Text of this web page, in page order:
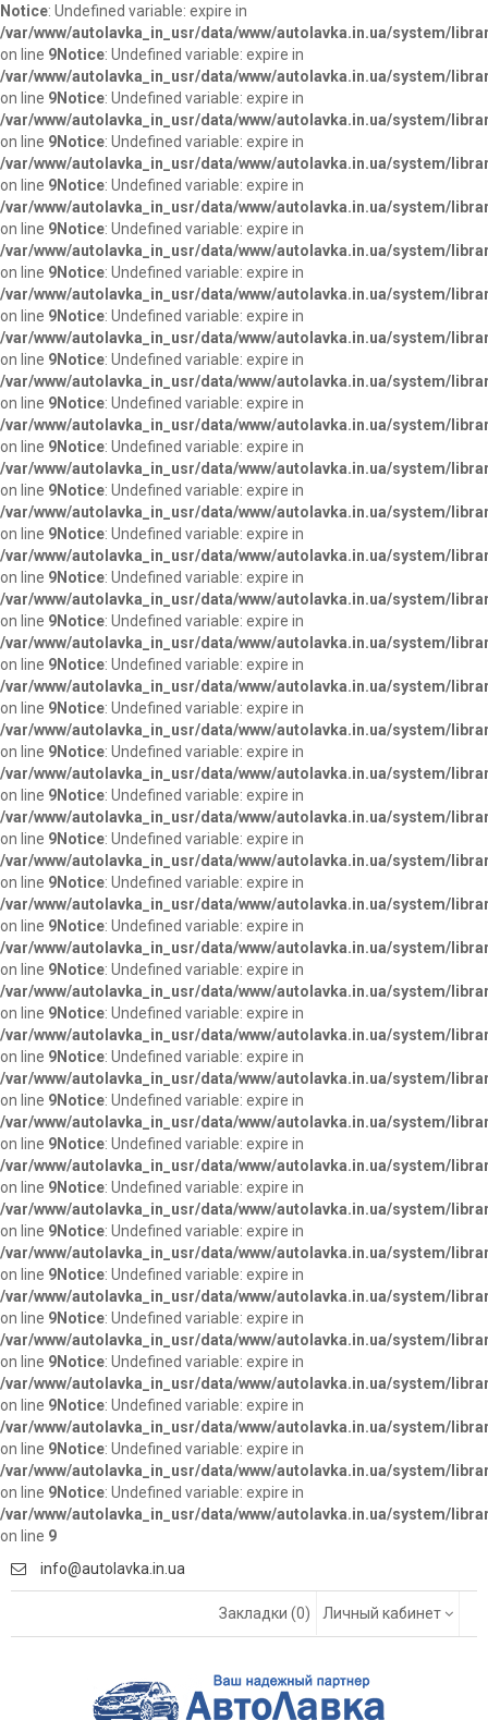
Notice: Undefined variable: expire in
/var/www/autolavka_in_usr/data/www/autolavka.in.ua/system/
on line 9Notice: Undefined variable: expire in
/var/www/autolavka_in_usr/data/www/autolavka.in.ua/system/
on line 9Notice: Undefined variable: expire in
/var/www/autolavka_in_usr/data/www/autolavka.in.ua/system/
on line 9Notice: Undefined variable: expire in
/var/www/autolavka_in_usr/data/www/autolavka.in.ua/system/
on line 9Notice: Undefined variable: expire in
/var/www/autolavka_in_usr/data/www/autolavka.in.ua/system/
on line 9Notice: Undefined variable: expire in
/var/www/autolavka_in_usr/data/www/autolavka.in.ua/system/
on line 9Notice: Undefined variable: expire in
/var/www/autolavka_in_usr/data/www/autolavka.in.ua/system/
on line 9Notice: Undefined variable: expire in
/var/www/autolavka_in_usr/data/www/autolavka.in.ua/system/
on line 9Notice: Undefined variable: expire in
/var/www/autolavka_in_usr/data/www/autolavka.in.ua/system/
on line 9Notice: Undefined variable: expire in
/var/www/autolavka_in_usr/data/www/autolavka.in.ua/system/
on line 9Notice: Undefined variable: expire in
/var/www/autolavka_in_usr/data/www/autolavka.in.ua/system/
on line 9Notice: Undefined variable: expire in
/var/www/autolavka_in_usr/data/www/autolavka.in.ua/system/
on line 9Notice: Undefined variable: expire in
/var/www/autolavka_in_usr/data/www/autolavka.in.ua/system/
on line 9Notice: Undefined variable: expire in
/var/www/autolavka_in_usr/data/www/autolavka.in.ua/system/
on line 9Notice: Undefined variable: expire in
/var/www/autolavka_in_usr/data/www/autolavka.in.ua/system/
on line 9Notice: Undefined variable: expire in
/var/www/autolavka_in_usr/data/www/autolavka.in.ua/system/
on line 9Notice: Undefined variable: expire in
/var/www/autolavka_in_usr/data/www/autolavka.in.ua/system/
on line 9Notice: Undefined variable: expire in
/var/www/autolavka_in_usr/data/www/autolavka.in.ua/system/
on line 9Notice: Undefined variable: expire in
/var/www/autolavka_in_usr/data/www/autolavka.in.ua/system/
on line 9Notice: Undefined variable: expire in
/var/www/autolavka_in_usr/data/www/autolavka.in.ua/system/
on line 9Notice: Undefined variable: expire in
/var/www/autolavka_in_usr/data/www/autolavka.in.ua/system/
on line 9Notice: Undefined variable: expire in
/var/www/autolavka_in_usr/data/www/autolavka.in.ua/system/
on line 9Notice: Undefined variable: expire in
/var/www/autolavka_in_usr/data/www/autolavka.in.ua/system/
on line 9Notice: Undefined variable: expire in
/var/www/autolavka_in_usr/data/www/autolavka.in.ua/system/
on line 9Notice: Undefined variable: expire in
/var/www/autolavka_in_usr/data/www/autolavka.in.ua/system/
on line 9Notice: Undefined variable: expire in
/var/www/autolavka_in_usr/data/www/autolavka.in.ua/system/
on line 9Notice: Undefined variable: expire in
/var/www/autolavka_in_usr/data/www/autolavka.in.ua/system/
on line 9Notice: Undefined variable: expire in
/var/www/autolavka_in_usr/data/www/autolavka.in.ua/system/
on line 9Notice: Undefined variable: expire in
/var/www/autolavka_in_usr/data/www/autolavka.in.ua/system/
on line 9Notice: Undefined variable: expire in
/var/www/autolavka_in_usr/data/www/autolavka.in.ua/system/
on line 9Notice: Undefined variable: expire in
/var/www/autolavka_in_usr/data/www/autolavka.in.ua/system/
on line 9Notice: Undefined variable: expire in
/var/www/autolavka_in_usr/data/www/autolavka.in.ua/system/
on line 9Notice: Undefined variable: expire in
/var/www/autolavka_in_usr/data/www/autolavka.in.ua/system/
on line 9Notice: Undefined variable: expire in
/var/www/autolavka_in_usr/data/www/autolavka.in.ua/system/
on line 9Notice: Undefined variable: expire in
/var/www/autolavka_in_usr/data/www/autolavka.in.ua/system/
on line 9
info@autolavka.in.ua
Закладки (0) Личный кабинет